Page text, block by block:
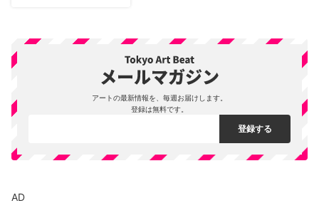
アートの最新情報を、毎週お届けします。
登録は無料です。
AD